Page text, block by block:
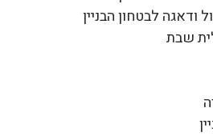
ודאגה לבטחון הבניין
שבת